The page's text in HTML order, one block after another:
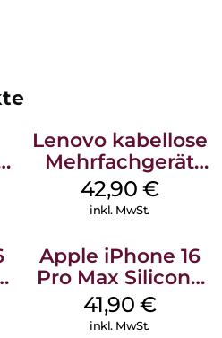
Lenovo kabellose
Mehrfachgerät
Luna Grey
42,90 €
inkl. MwSt.
Apple iPhone 16
Pro Max Silicone
Case MagSafe
Ultramarine
41,90 €
inkl. MwSt.